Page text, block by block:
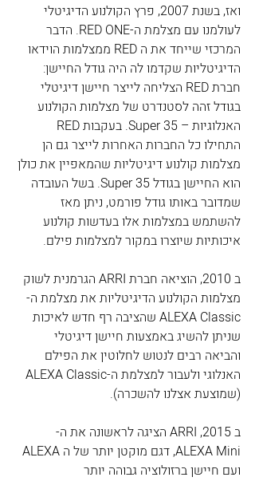
ואז, בשנת 2007, פרץ הקולנוע הדיגיטלי
לעולמנו עם מצלמת ה-RED ONE. הדבר
המרכזי שייחד את ה RED ממצלמות הוידאו
הדיגיטליות שקדמו לה היה גודל החיישן:
חברת RED הצליחה לייצר חיישן דיגיטלי
בגודל זהה לסטנדרט של מצלמות הקולנוע
התחילו כל החברות האחרות לייצר גם הן
מצלמות קולנוע דיגיטליות שהמאפיין את כולן
הוא החיישן בגודל Super 35. בשל העובדה
שמדובר באותו גודל פורמט, ניתן מאז
להשתמש במצלמות אלו בעדשות קולנוע
איכותיות שיוצרו במקור למצלמות פילם.
ב 2010, הוציאה חברת ARRI הגרמנית לשוק
מצלמות הקולנוע הדיגיטליות את מצלמת ה-
ALEXA Classic שהציבה רף חדש לאיכות
שניתן להשיג באמצעות חיישן דיגיטלי
והביאה רבים לנטוש לחלוטין את הפילם
(שמוצעת אצלנו להשכרה).
ב 2015, ARRI הציגה לראשונה את ה-
ועם חיישן ברזולוציה גבוהה יותר